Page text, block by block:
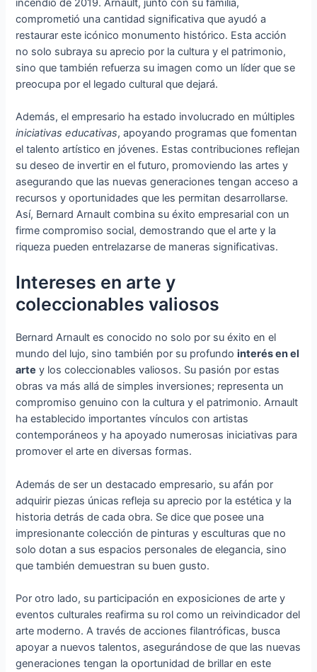
comprometió una cantidad significativa que ayudó a
restaurar este icónico monumento histórico. Esta acción
no solo subraya su aprecio por la cultura y el patrimonio,
sino que también refuerza su imagen como un líder que se
preocupa por el legado cultural que dejará.
Además, el empresario ha estado involucrado en múltiples
iniciativas educativas, apoyando programas que fomentan
el talento artístico en jóvenes. Estas contribuciones reflejan
su deseo de invertir en el futuro, promoviendo las artes y
asegurando que las nuevas generaciones tengan acceso a
recursos y oportunidades que les permitan desarrollarse.
Así, Bernard Arnault combina su éxito empresarial con un
firme compromiso social, demostrando que el arte y la
riqueza pueden entrelazarse de maneras significativas.
Intereses en arte y
coleccionables valiosos
Bernard Arnault es conocido no solo por su éxito en el
mundo del lujo, sino también por su profundointerés en el
arte y los coleccionables valiosos. Su pasión por estas
obras va más allá de simples inversiones; representa un
compromiso genuino con la cultura y el patrimonio. Arnault
ha establecido importantes vínculos con artistas
contemporáneos y ha apoyado numerosas iniciativas para
promover el arte en diversas formas.
Además de ser un destacado empresario, su afán por
adquirir piezas únicas refleja su aprecio por la estética y la
historia detrás de cada obra. Se dice que posee una
impresionante colección de pinturas y esculturas que no
solo dotan a sus espacios personales de elegancia, sino
que también demuestran su buen gusto.
Por otro lado, su participación en exposiciones de arte y
eventos culturales reafirma su rol como un reivindicador del
arte moderno. A través de acciones filantróficas, busca
apoyar a nuevos talentos, asegurándose de que las nuevas
generaciones tengan la oportunidad de brillar en este